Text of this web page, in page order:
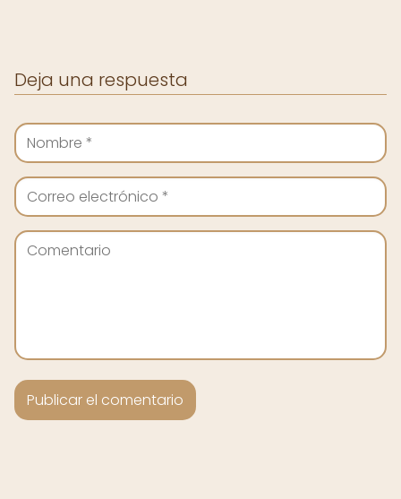
Deja una respuesta